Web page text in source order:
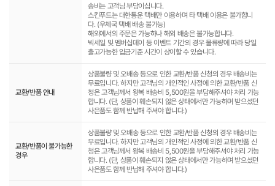
송비는 고객님 부담이십니다.
스킨푸드는 대한통운 택배만 이용하며 타 택배 이용은 불가합니
다. (우체국 택배 배송 불가능)
해외에서의 주문은 가능하나 해외 배송은 불가능합니다.
빅세일 및 멤버십데이 등 이벤트 기간의 경우 물류량에 따라 당일
출고가능한 입금기준 시간이 상이할 수 있습니다.
교환/반품 안내
상품불량 및 오배송 등으로 인한 교환/반품 신청의 경우 배송비는
무료입니다. 하지만 고객님의 개인적인 사정에 의한 교환/반품 신
청은 고객님께서 왕복 배송비 5,500원을 부담해주셔야 처리 가능
합니다. (단, 상품이 훼손되지 않은 상태에서만 가능하며 받으셨던
사은품도 함께 반납해 주셔야 합니다.)
교환/반품이 불가능한
경우
상품불량 및 오배송 등으로 인한 교환/반품 신청의 경우 배송비는
무료입니다. 하지만 고객님의 개인적인 사정에 의한 교환/반품 신
청은 고객님께서 왕복 배송비 5,500원을 부담해주셔야 처리 가능
합니다. (단, 상품이 훼손되지 않은 상태에서만 가능하며 받으셨던
사은품도 함께 반납해 주셔야 합니다.)